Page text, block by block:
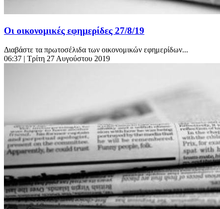
Οι οικονομικές εφημερίδες 27/8/19
Διαβάστε τα πρωτοσέλιδα των οικονομικών εφημερίδων...
06:37 | Τρίτη 27 Αυγούστου 2019